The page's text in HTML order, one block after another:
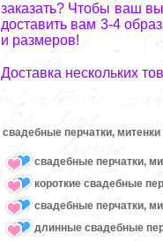
заказать? Чтобы ваш
доставить вам 3-4
и размеров!
Доставка нескольких
свадебные перчатки, митенки
свадебные перчатки,
короткие свадебные
свадебные перчатки,
длинные свадебные